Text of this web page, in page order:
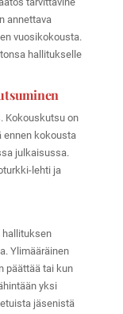
annettava
vuosikokousta.
hallitukselle
Kokouskutsu on
ennen kokousta
julkaisussa.
lehti ja
hallituksen
Ylimääräinen
päättää tai kun
yksi
jäsenistä